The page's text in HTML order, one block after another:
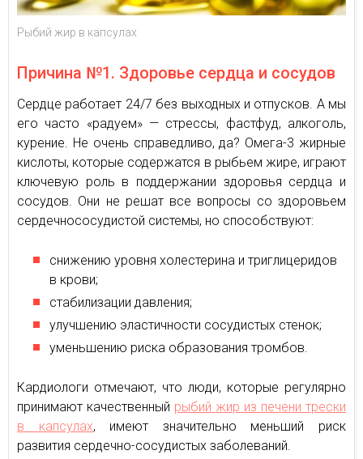
Рыбий жир в капсулах
Причина №1. Здоровье сердца и сосудов
Сердце работает 24/7 без выходных и отпусков. А мы
его часто «радуем» — стрессы, фастфуд, алкоголь,
курение. Не очень справедливо, да? Омега-3 жирные
кислоты, которые содержатся в рыбьем жире, играют
ключевую роль в поддержании здоровья сердца и
сосудов. Они не решат все вопросы со здоровьем
сердечнососудистой системы, но способствуют:
снижению уровня холестерина и триглицеридов
в крови;
стабилизации давления;
улучшению эластичности сосудистых стенок;
уменьшению риска образования тромбов.
Кардиологи отмечают, что люди, которые регулярно
принимают качественный рыбий жир из печени трески
в капсулах, имеют значительно меньший риск
развития сердечно-сосудистых заболеваний.